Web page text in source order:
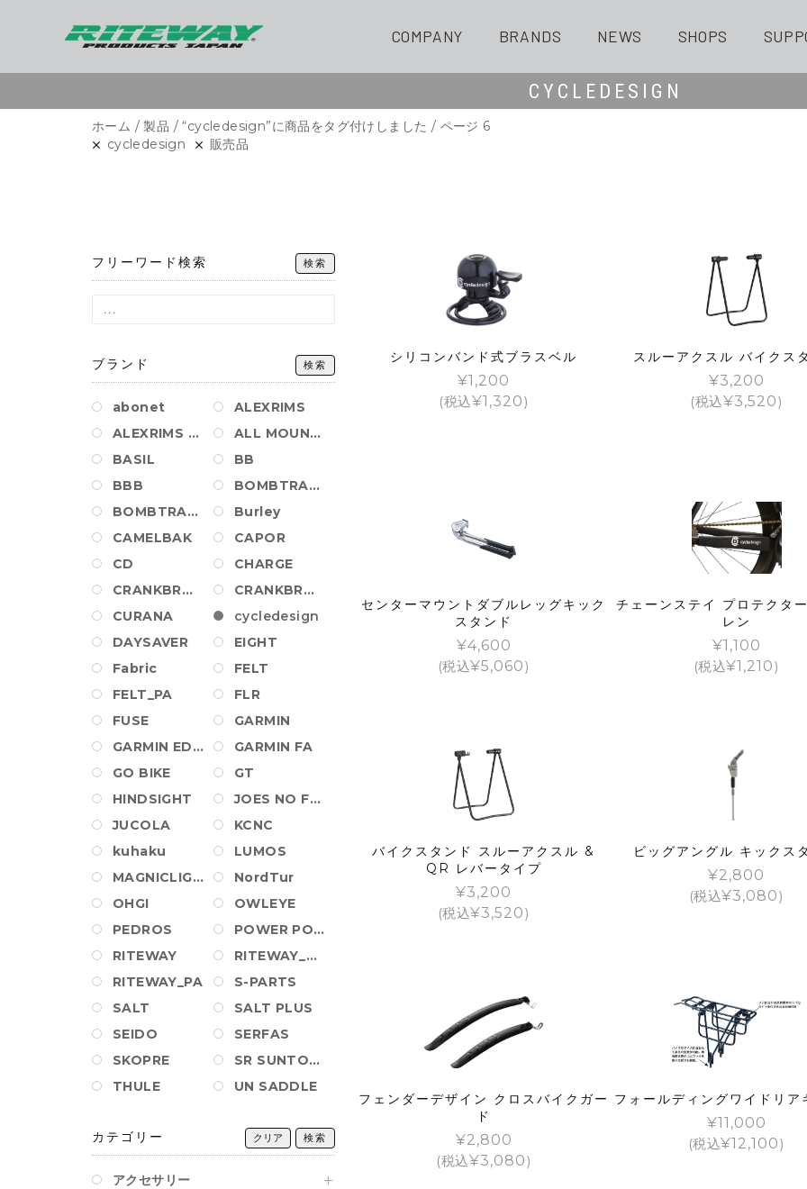
COMPANY BRANDS NEWS SHOPS
CYCLEDESIGN
ホーム /製品 /“cycledesign”に商品をタグ付けしました / ページ 6
シリコンバンド式ブラスベル
¥1,200
(税込¥1,320)
スルーアクスル バイクス
¥3,200
(税込¥3,520)
センターマウントダブルレッグキック
スタンド
¥4,600
(税込¥5,060)
チェーンステイ プロテクタ
レン
¥1,100
(税込¥1,210)
バイクスタンド スルーアクスル &
QR レバータイプ
¥3,200
(税込¥3,520)
ビッグアングル キックス
¥2,800
(税込¥3,080)
フェンダーデザイン クロスバイクガー
ド
¥2,800
(税込¥3,080)
フォールディングワイドリア
¥11,000
(税込¥12,100)
cycledesign 販売品
フリーワード検索 検索
ブランド 検索
abonet
ALEXRIMS
ALEXRIMS WHEEL
ALL MOUNTAIN STYLE
BASIL
BB
BBB
BOMBTRACK
BOMBTRACK_PA
Burley
CAMELBAK
CAPOR
CD
CHARGE
CRANKBROTHERS
CRANKBROTHERS SHOES
CURANA
cycledesign
DAYSAVER
EIGHT
Fabric
FELT
FELT_PA
FLR
FUSE
GARMIN
GARMIN EDGE
GARMIN FA
GO BIKE
GT
HINDSIGHT
JOES NO FLATS
JUCOLA
KCNC
kuhaku
LUMOS
MAGNICLIGHT
NordTur
OHGI
OWLEYE
PEDROS
POWER POSITION BALL
RITEWAY
RITEWAY_AM_PA
RITEWAY_PA
S-PARTS
SALT
SALT PLUS
SEIDO
SERFAS
SKOPRE
SR SUNTOUR
THULE
UN SADDLE
カテゴリー クリア 検索
アクセサリー